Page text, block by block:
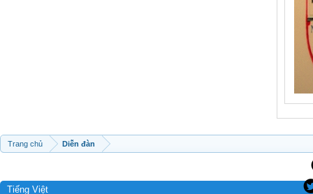
Trang chủ Diễn đàn
Tiếng Việt